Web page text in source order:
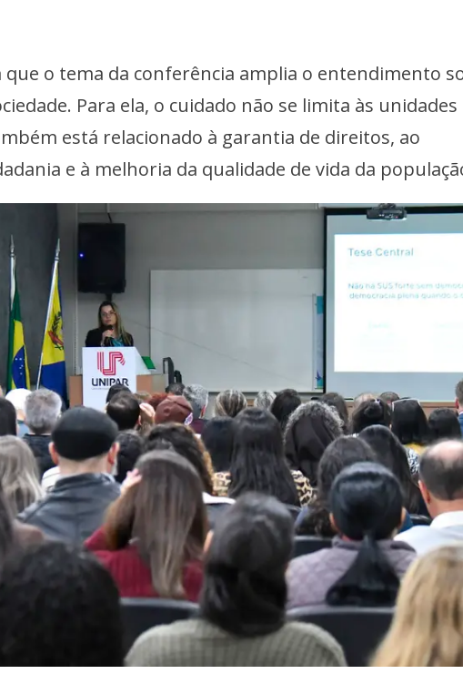
que o tema da conferência amplia o entendimento
Para ela, o cuidado não se limita às unidades
está relacionado à garantia de direitos, ao
e à melhoria da qualidade de vida da